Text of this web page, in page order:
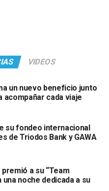
VIDEOS
un nuevo beneficio junto
acompañar cada viaje
su fondeo internacional
de Triodos Bank y GAWA
a su “Team
noche dedicada a su